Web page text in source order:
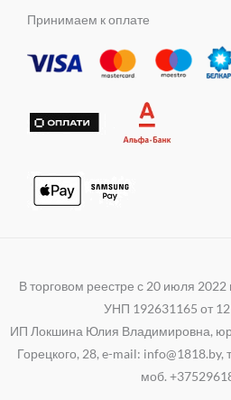
n
i
k
e
t
a
p
e
m
Принимаем к оплате
В торговом реестре с 20 июля
УНП 192631165 от
ИП Локшина Юлия Владимировна,
Горецкого, 28, e-mail:
моб.